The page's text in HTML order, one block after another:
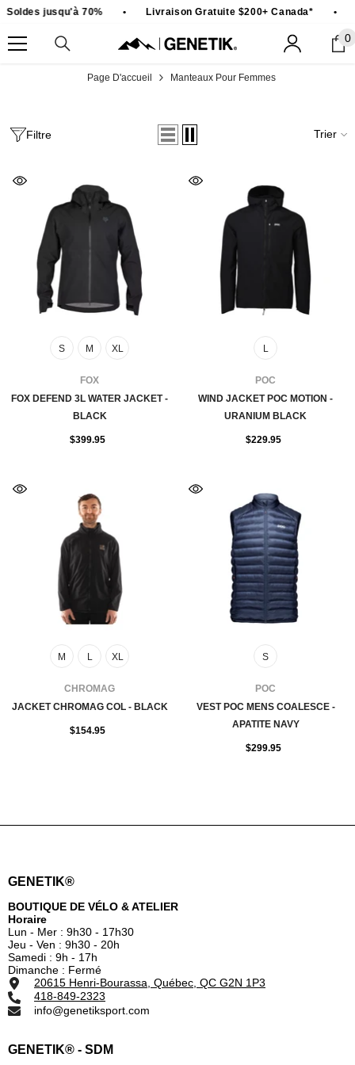
PASSER AU CONTENU
Soldes jusqu'à 70% • Livraison Gratuite $200+ Canada* •
0
0
Page D'accueil Manteaux Pour Femmes
Filtre Trier
S M XL
FOX
FOX DEFEND 3L WATER JACKET -
BLACK
$399.95
L
POC
WIND JACKET POC MOTION -
URANIUM BLACK
$229.95
M L XL
FOURNISSEUR:CHROMAG
JACKET CHROMAG COL - BLACK
$154.95
S
POC
VEST POC MENS COALESCE -
APATITE NAVY
$299.95
GENETIK®
BOUTIQUE DE VÉLO & ATELIER
Horaire
Lun - Mer : 9h30 - 17h30
Jeu - Ven : 9h30 - 20h
Samedi : 9h - 17h
Dimanche : Fermé
20615 Henri-Bourassa, Québec, QC G2N 1P3
418-849-2323
info@genetiksport.com
GENETIK® - SDM